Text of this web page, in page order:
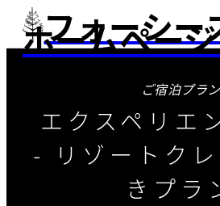
フォーシー
ホームペー
ご宿泊プラン
エクスペリエ
- リゾートク
きプラ